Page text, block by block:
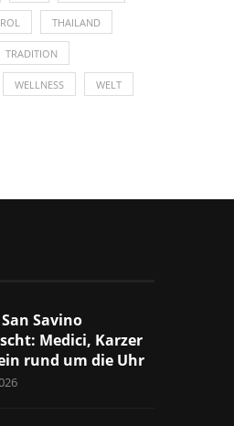
THAILAND
TRADITION
WELLNESS WELT
Savino
Medici, Karzer
rund um die Uhr